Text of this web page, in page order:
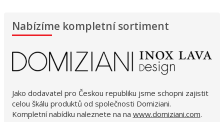
Nabízíme kompletní sortiment
Jako dodavatel pro Českou republiku jsme schopni zajistit
celou škálu produktů od společnosti Domiziani.
Kompletní nabídku naleznete na na www.domiziani.com.